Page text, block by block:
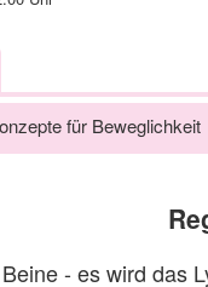
für Beweglichkeit
- es wird das